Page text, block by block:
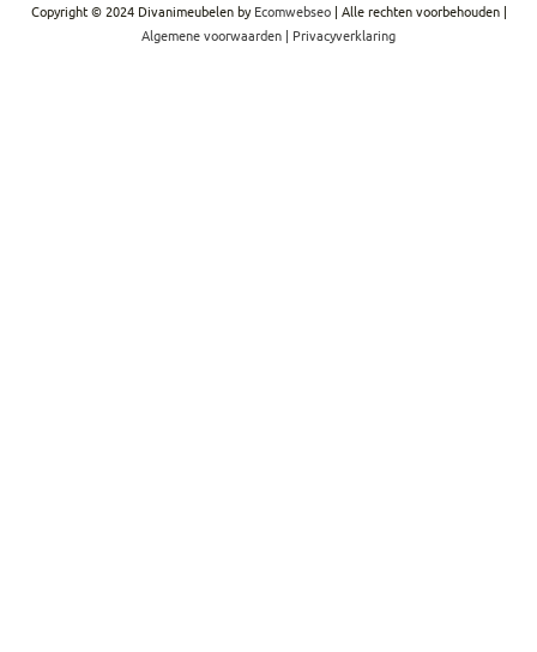
Copyright © 2024 Divanimeubelen byEcomwebseo| Alle rechten voorbehouden |
Algemene voorwaarden | Privacyverklaring